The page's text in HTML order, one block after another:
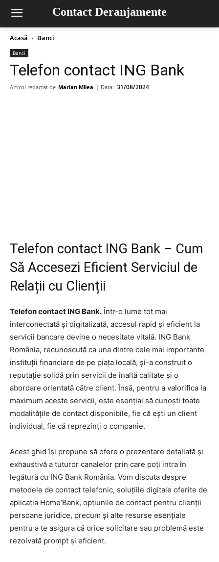
Contact Deranjamente
Acasă Banci
Banci
Telefon contact ING Bank
Articol redactat de Marian Milea | Data: 31/08/2024
Telefon contact ING Bank – Cum
Să Accesezi Eficient Serviciul de
Relații cu Clienții
Telefon contact ING Bank. Într-o lume tot mai
interconectată și digitalizată, accesul rapid și eficient la
servicii bancare devine o necesitate vitală. ING Bank
România, recunoscută ca una dintre cele mai importante
instituții financiare de pe piața locală, și-a construit o
reputație solidă prin servicii de înaltă calitate și o
abordare orientată către client. Însă, pentru a valorifica la
maximum aceste servicii, este esențial să cunoști toate
modalitățile de contact disponibile, fie că ești un client
individual, fie că reprezinți o companie.
Acest ghid își propune să ofere o prezentare detaliată și
exhaustivă a tuturor canalelor prin care poți intra în
legătură cu ING Bank România. Vom discuta despre
metodele de contact telefonic, soluțiile digitale oferite de
aplicația Home’Bank, opțiunile de contact pentru clienții
persoane juridice, precum și alte resurse esențiale
pentru a te asigura că orice solicitare sau problemă este
rezolvată prompt și eficient.